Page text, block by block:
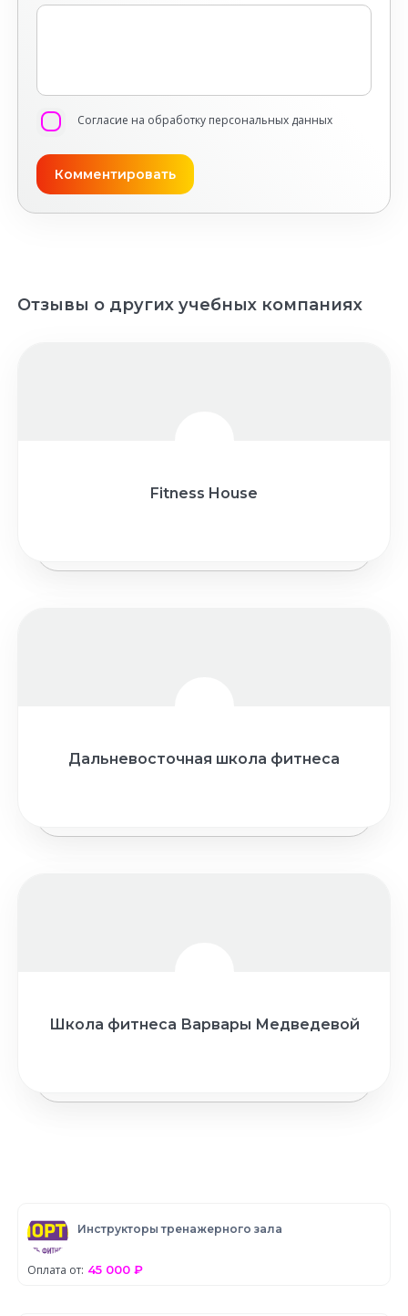
Согласие на обработку персональных данных
Отзывы о других учебных компаниях
Fitness House
Дальневосточная школа фитнеса
Школа фитнеса Варвары Медведевой
Инструкторы тренажерного зала
Оплата от: 45 000 ₽